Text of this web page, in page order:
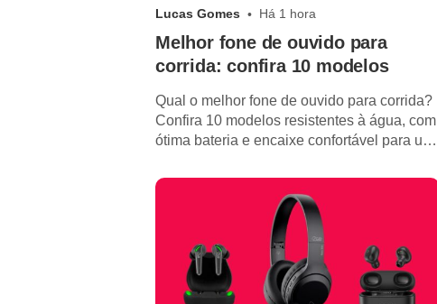
Lucas Gomes Há 1 hora
Melhor fone de ouvido para
corrida: confira 10 modelos
Qual o melhor fone de ouvido para corrida?
Confira 10 modelos resistentes à água, com
ótima bateria e encaixe confortável para uso